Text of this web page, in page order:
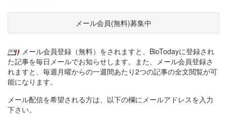
メール会員(無料)募集中
メール会員登録（無料）をされますと、BioTodayに登録され
た記事を毎日メールでお知らせします。また、メール会員登録さ
れますと、毎週月曜からの一週間あたり2つの記事の全文閲覧が可
能になります。
メール配信を希望される方は、以下の欄にメールアドレスを入力
下さい。